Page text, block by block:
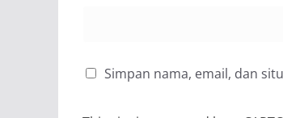
Simpan nama, email, dan